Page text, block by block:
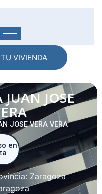
VIVIENDA
JOSE
JOSE VERA VERA
en
Zaragoza